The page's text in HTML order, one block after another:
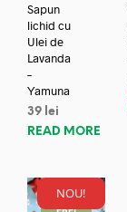
Sapun
lichid cu
Ulei de
Lavanda
–
Yamuna
39 lei
READ MORE
NOU!
REDUC